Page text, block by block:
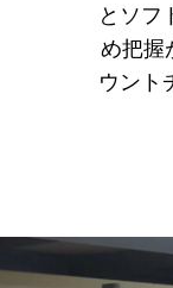
とソフ
め把握
ウント